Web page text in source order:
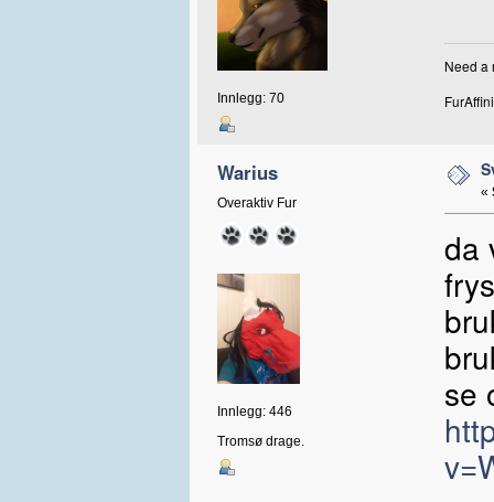
Innlegg: 70
Need a
Warius
Overaktiv Fur
Innlegg: 446
Tromsø drage.
«
da
se